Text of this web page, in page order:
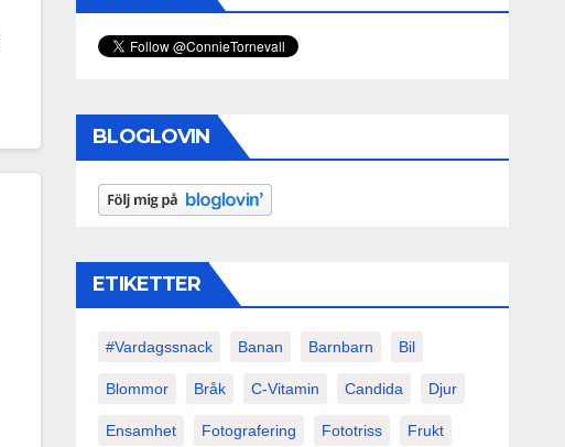
BLOGLOVIN
ETIKETTER
#vardagssnack Banan Barnbarn Bil
Blommor Bråk C-Vitamin Candida Djur
Ensamhet Fotografering Fototriss Frukt